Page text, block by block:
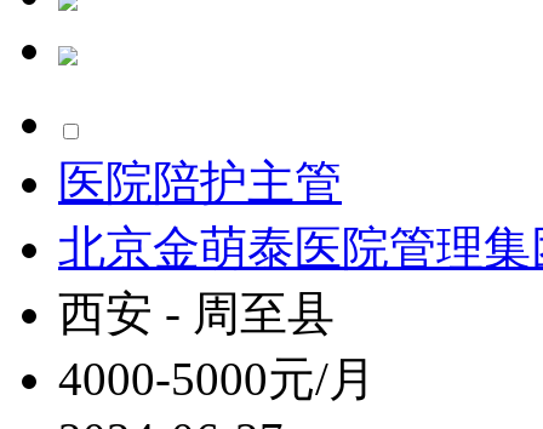
医院陪护主管
北京金萌泰医院管理
西安 - 周至县
4000-5000元/月